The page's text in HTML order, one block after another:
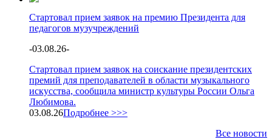
Стартовал прием заявок на премию Президента для
педагогов музучреждений
-03.08.26-
Стартовал прием заявок на соискание президентских
премий для преподавателей в области музыкального
искусства, сообщила министр культуры России Ольга
Любимова.
03.08.26Подробнее >>>
Все новости